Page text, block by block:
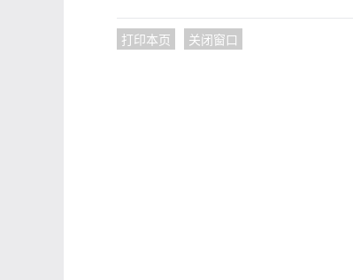
打印本页 关闭窗口